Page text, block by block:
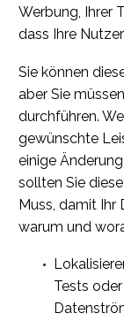
Werbung, Ihrer
dass Ihre
Sie können
aber Sie
durchführen.
gewünschte
einige
sollten Sie
Muss, damit Ihr
warum und
Tests